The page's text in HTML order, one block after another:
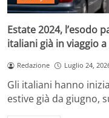
Estate 2024, l’esodo
italiani già in viaggio
Redazione Luglio 24,
Gli italiani hanno
estive già da giugno,